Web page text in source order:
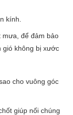
kính.
mưa, để đảm bảo
gió không bị xước
cho vuông góc
giúp nối chúng